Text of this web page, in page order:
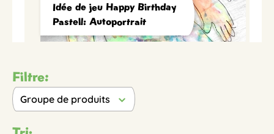
Idée de jeu Happy Birthday
Pastell: Autoportrait
Filtre:
Groupe de produits